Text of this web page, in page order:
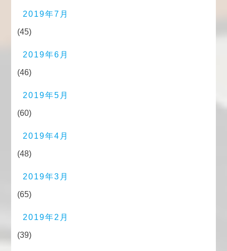
2019年7月
(45)
2019年6月
(46)
2019年5月
(60)
2019年4月
(48)
2019年3月
(65)
2019年2月
(39)